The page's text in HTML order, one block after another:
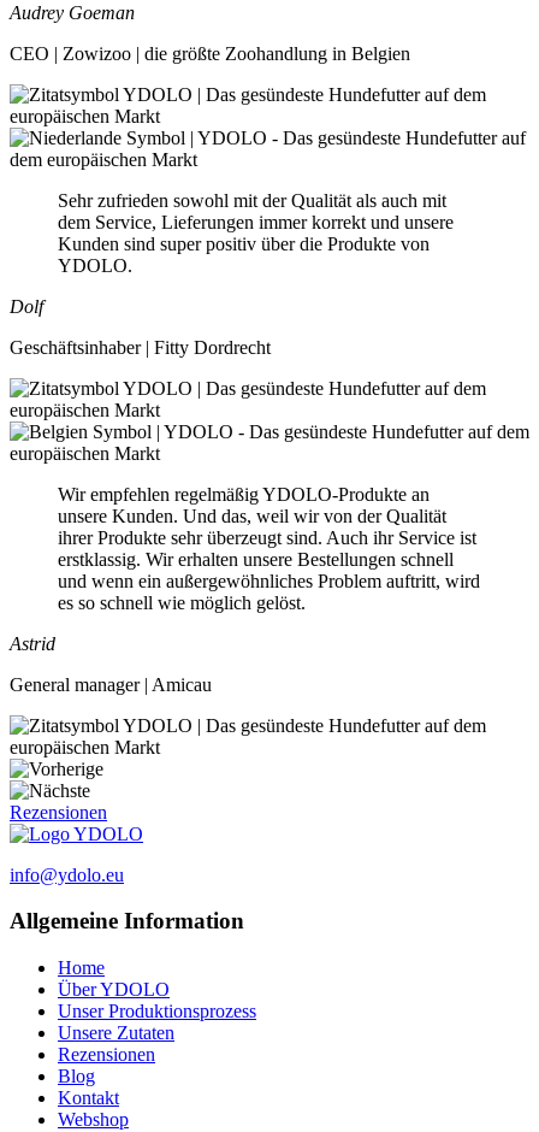
Audrey Goeman
CEO | Zowizoo | die größte Zoohandlung in Belgien
Sehr zufrieden sowohl mit der Qualität als auch mit
dem Service, Lieferungen immer korrekt und unsere
Kunden sind super positiv über die Produkte von
YDOLO.
Dolf
Geschäftsinhaber | Fitty Dordrecht
Wir empfehlen regelmäßig YDOLO-Produkte an
unsere Kunden. Und das, weil wir von der Qualität
ihrer Produkte sehr überzeugt sind. Auch ihr Service ist
erstklassig. Wir erhalten unsere Bestellungen schnell
und wenn ein außergewöhnliches Problem auftritt, wird
es so schnell wie möglich gelöst.
Astrid
General manager | Amicau
Rezensionen
info@ydolo.eu
Allgemeine Information
Home
Über YDOLO
Unser Produktionsprozess
Unsere Zutaten
Rezensionen
Blog
Kontakt
Webshop